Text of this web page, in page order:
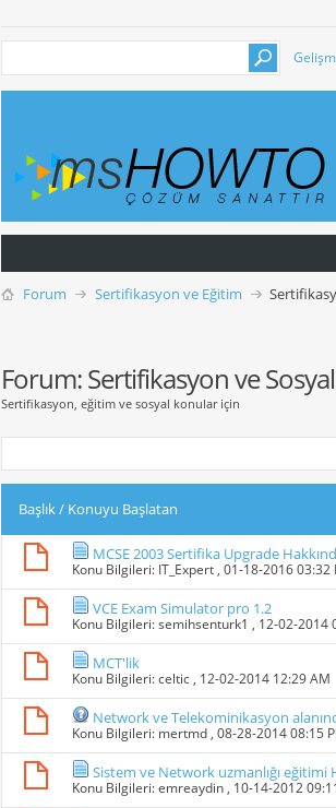
Forum Sertifikasyon ve Eğitim
Forum:Sertifikasyon ve
Sertifikasyon, eğitim ve sosyal konular için
Başlık/ Konuyu Başlatan
MCSE 2003 Sertifika Upgrade
Konu Bilgileri: IT_Expert , 01-18-2016 03:32
VCE Exam Simulator pro 1.2
Konu Bilgileri:semihsenturk1 , 12-02-2014
MCT'lik
Konu Bilgileri:celtic , 12-02-2014 12:29 AM
Network ve Telekominikasyon
Konu Bilgileri: mertmd , 08-28-2014 08:15
Sistem ve Network uzmanlığı eğitimi
Konu Bilgileri:emreaydin , 10-14-2012